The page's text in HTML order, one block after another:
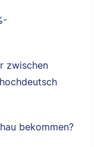
zwischen
bekommen?